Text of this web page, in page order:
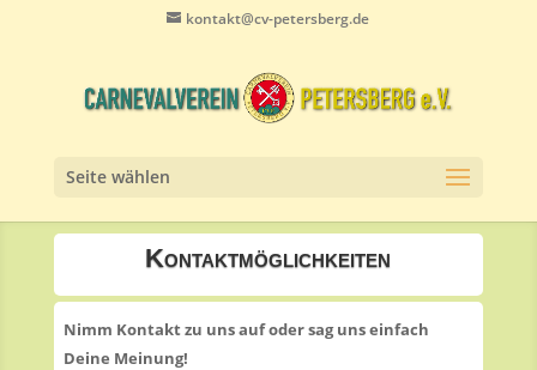
kontakt@cv-petersberg.de
Seite wählen
Kontaktmöglichkeiten
Nimm Kontakt zu uns auf oder sag uns einfach
Deine Meinung!